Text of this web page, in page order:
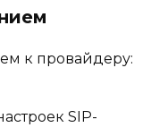
к провайдеру:
SIP-